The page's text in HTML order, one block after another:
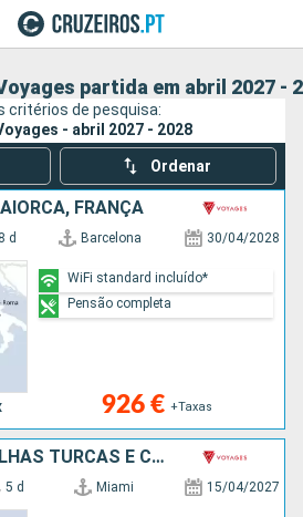
partida em abril 2027 -
critérios de pesquisa:
- abril 2027 - 2028
Ordenar
FRANÇA
8 d Barcelona 30/04/2028
926 € +Taxas
WiFi standard incluído*
Pensão completa
ESTADOS UNIDOS, ILHAS TURCAS E CAICOS
5 d Miami 15/04/2027